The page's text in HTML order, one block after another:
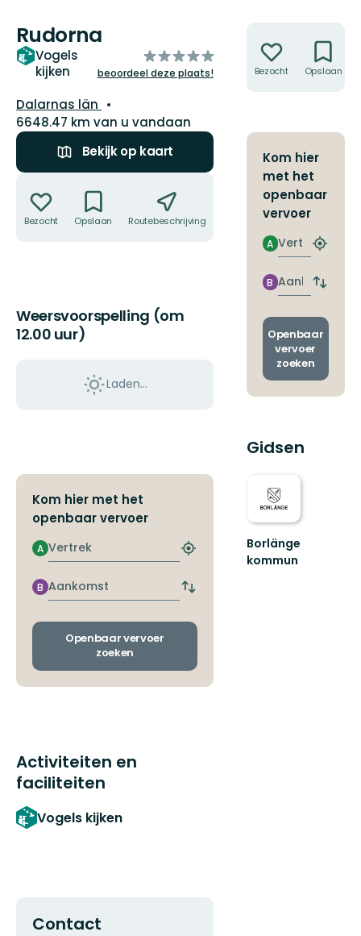
Rudorna
Vogels
kijken
van
5
beoordeel deze plaats!
Regio:
Dalarnas län
6648.47 km van u vandaan
Bekijk op kaart
Bezocht Opslaan Routebeschrijving
Weersvoorspelling (om
12.00 uur)
Laden…
Kom hier met het
openbaar vervoer
Vertrek
A
Zoek
dichtstbijzijnde
halte
Aankomst
B
Wissel
en
Openbaar vervoer
zoeken
Activiteiten en
faciliteiten
Vogels kijken
Contact
Bezocht Opslaan
Kom hier
met het
openbaar
vervoer
Vertrek
A
Zoek
halte
Aankomst
B
Wissel
en
Openbaar
vervoer
zoeken
Gidsen
Borlänge
kommun